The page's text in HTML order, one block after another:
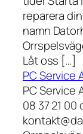
reparera
namn
Låt oss […]
PC Service
PC Service
08 37 21